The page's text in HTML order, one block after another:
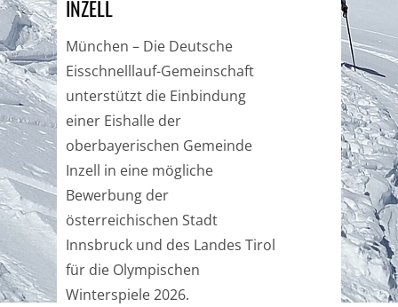
INZELL
München – Die Deutsche
Eisschnelllauf-Gemeinschaft
unterstützt die Einbindung
einer Eishalle der
oberbayerischen Gemeinde
Inzell in eine mögliche
Bewerbung der
österreichischen Stadt
Innsbruck und des Landes Tirol
für die Olympischen
Winterspiele 2026.